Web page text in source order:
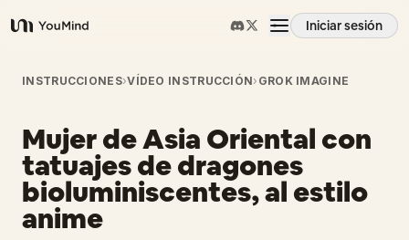
YouMind
Iniciar sesión
Resumen
Casos de uso
Habilidades
INSTRUCCIONES›VÍDEO INSTRUCCIÓN› GROK IMAGINE
Mujer de Asia Oriental con
tatuajes de dragones
bioluminiscentes, al estilo
anime